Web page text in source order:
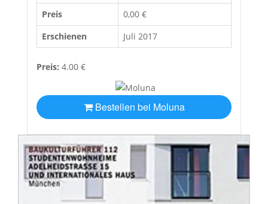
Preis
0,00 €
Erschienen
Juli 2017
Preis: 4.00 €
Bestellen bei Moluna